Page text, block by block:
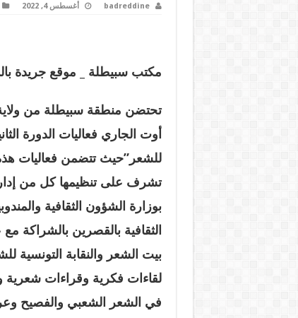
badreddine أغسطس 4, 2022
مكتب سبيطلة _ موقع جريدة
أوت الجاري فعاليات الدورة
للشعر”حيث تتضمن فعاليات هذه
تشرف على تنظيمها كل من
بوزارة الشؤون الثقافية
الثقافية بالقصرين بالشراكة
بيت الشعر والنقابة التونسية
لقاءات فكرية وقراءات شعرية
في الشعر الشعبي والفصيح